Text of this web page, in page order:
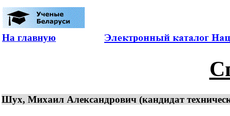
На главную
Шух, Михаил Александрович (кандидат